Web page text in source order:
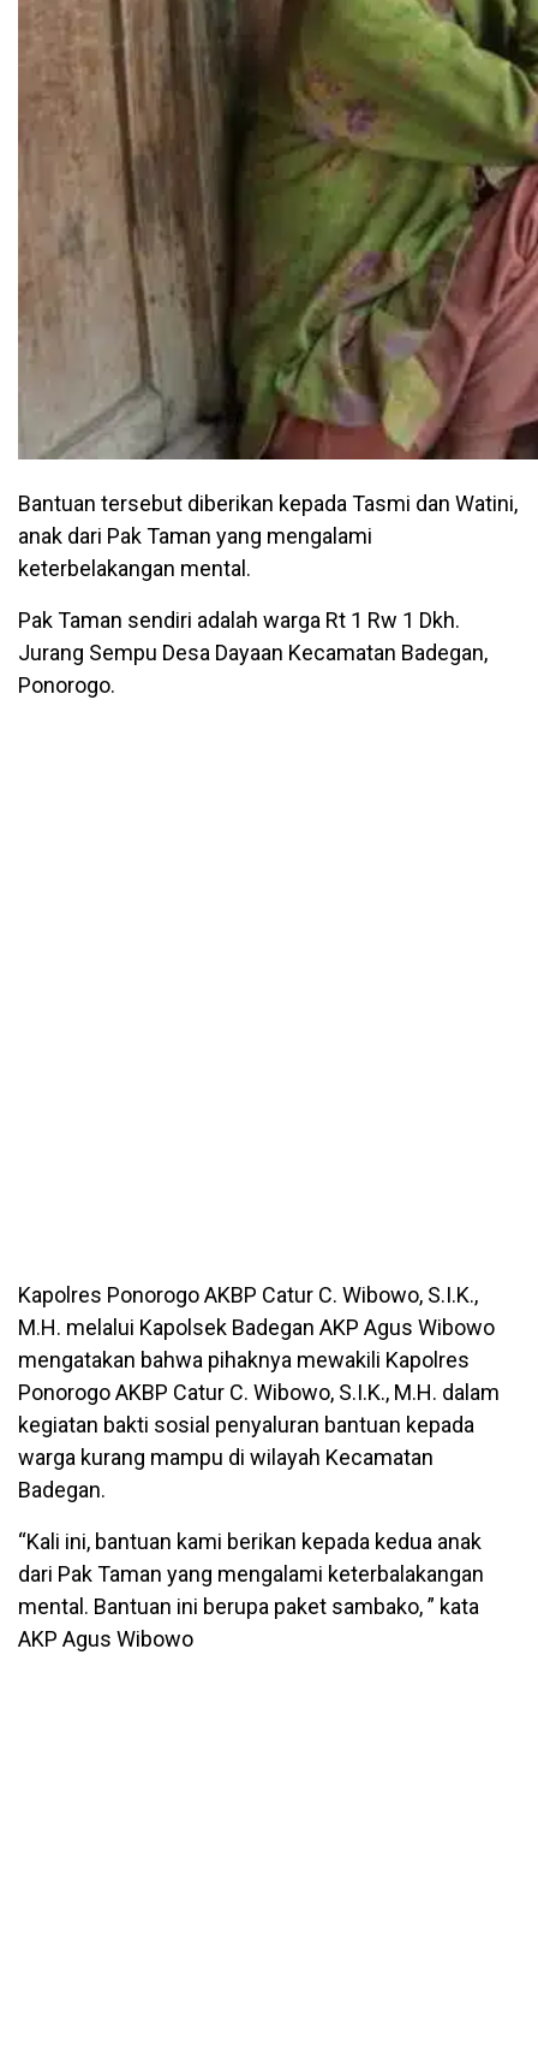
Bantuan tersebut diberikan kepada Tasmi dan Watini,
anak dari Pak Taman yang mengalami
keterbelakangan mental.
Pak Taman sendiri adalah warga Rt 1 Rw 1 Dkh.
Jurang Sempu Desa Dayaan Kecamatan Badegan,
Ponorogo.
Kapolres Ponorogo AKBP Catur C. Wibowo, S.I.K.,
M.H. melalui Kapolsek Badegan AKP Agus Wibowo
mengatakan bahwa pihaknya mewakili Kapolres
Ponorogo AKBP Catur C. Wibowo, S.I.K., M.H. dalam
kegiatan bakti sosial penyaluran bantuan kepada
warga kurang mampu di wilayah Kecamatan
Badegan.
“Kali ini, bantuan kami berikan kepada kedua anak
dari Pak Taman yang mengalami keterbalakangan
mental. Bantuan ini berupa paket sambako, ” kata
AKP Agus Wibowo